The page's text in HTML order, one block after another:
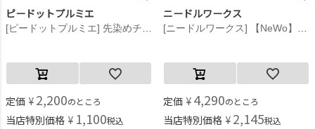
ピードットプルミエ
定価 ¥ 2,200のところ
当店特別価格 ¥ 1,100税込
ニードルワークス
定価 ¥ 4,290のところ
当店特別価格 ¥ 2,145税込